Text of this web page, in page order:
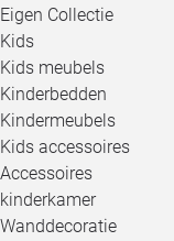
Eigen Collectie
Kids
Kids meubels
Kinderbedden
Kindermeubels
Kids accessoires
Accessoires
kinderkamer
Wanddecoratie